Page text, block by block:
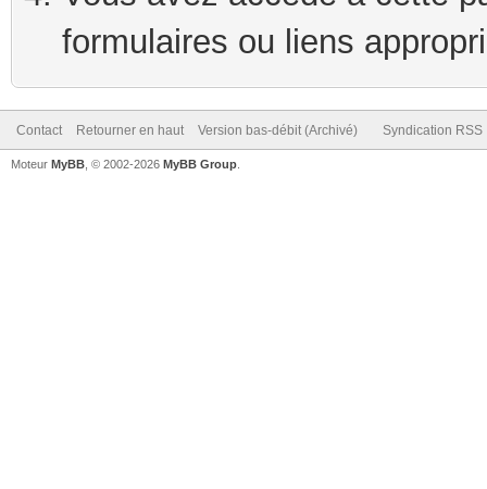
formulaires ou liens
Contact Retourner en haut Version bas-débit (Archivé) Syndication RSS
Moteur MyBB , © 2002-2026 MyBB Group